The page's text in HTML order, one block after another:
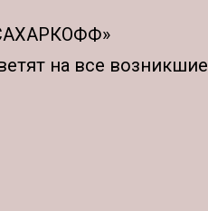
на все возникшие